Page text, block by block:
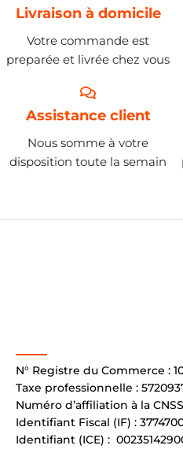
Livraison à domicile
Votre commande est
preparée et livrée chez vous
Assistance client
Nous somme à votre
disposition toute la semain
N° Registre du Commerce :
Taxe professionnelle :
Numéro d’affiliation à la CNSS
Identifiant Fiscal (IF) :
Identifiant (ICE) :